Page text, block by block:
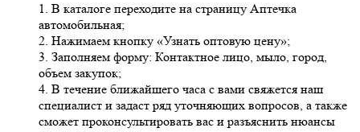
1. В каталоге переходите на страницу Аптечка
автомобильная;
2. Нажимаем кнопку «Узнать оптовую цену»;
3. Заполняем форму: Контактное лицо, мыло, город,
объем закупок;
4. В течение ближайшего часа с вами свяжется наш
специалист и задаст ряд уточняющих вопросов, а также
сможет проконсультировать вас и разъяснить нюансы